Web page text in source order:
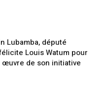
Lubamba, député
Louis Watum pour
œuvre de son initiative